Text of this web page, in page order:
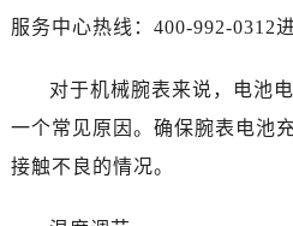
服务中心热线：400-992-0312
对于机械腕表来说，电池
一个常见原因。确保腕表电池
接触不良的情况。